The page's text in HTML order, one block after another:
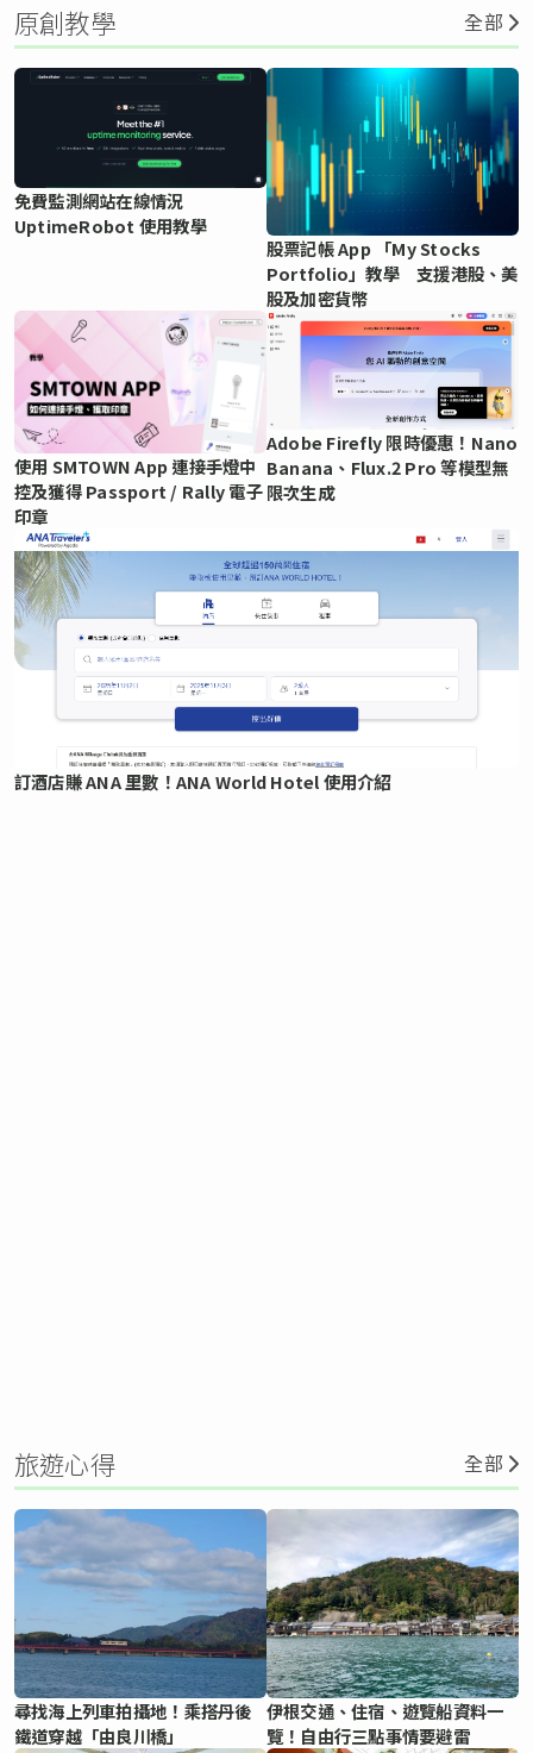
原創教學 全部
免費監測網站在線情況
UptimeRobot 使用教學
股票記帳 App 「My Stocks
Portfolio」教學 支援港股、美
股及加密貨幣
使用 SMTOWN App 連接手燈中
控及獲得 Passport / Rally 電子
印章
Adobe Firefly 限時優惠！Nano
Banana、Flux.2 Pro 等模型無
限次生成
訂酒店賺 ANA 里數！ANA World Hotel 使用介紹
旅遊心得 全部
尋找海上列車拍攝地！乘搭丹後
鐵道穿越「由良川橋」
伊根交通、住宿、遊覽船資料一
覽！自由行三點事情要避雷